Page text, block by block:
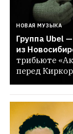
НОВАЯ МУЗЫКА
Группа Ubel
из
трибьюте
перед